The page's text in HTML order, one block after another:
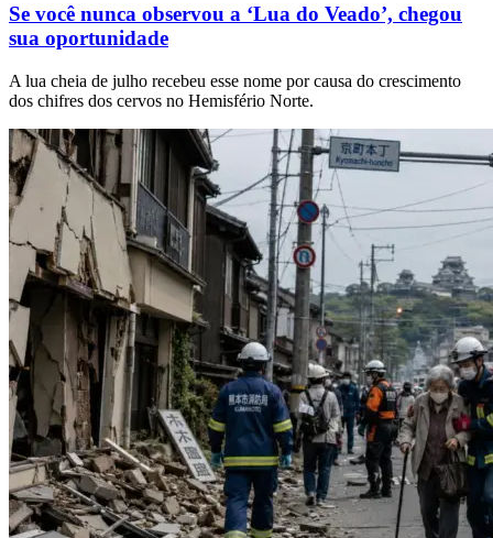
Se você nunca observou a ‘Lua do Veado’, chegou
sua oportunidade
A lua cheia de julho recebeu esse nome por causa do crescimento
dos chifres dos cervos no Hemisfério Norte.